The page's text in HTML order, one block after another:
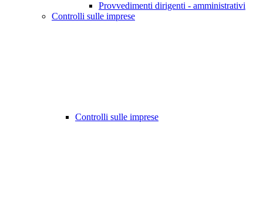
Provvedimenti dirigenti - amministrativi
Controlli sulle imprese
Controlli sulle imprese